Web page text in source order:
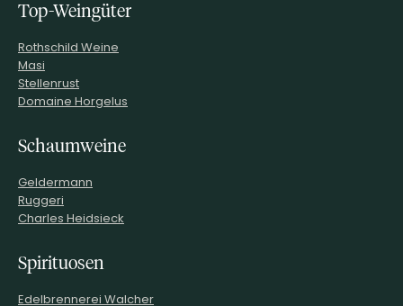
Top-Weingüter
Rothschild Weine
Masi
Stellenrust
Domaine Horgelus
Schaumweine
Geldermann
Ruggeri
Charles Heidsieck
Spirituosen
Edelbrennerei Walcher